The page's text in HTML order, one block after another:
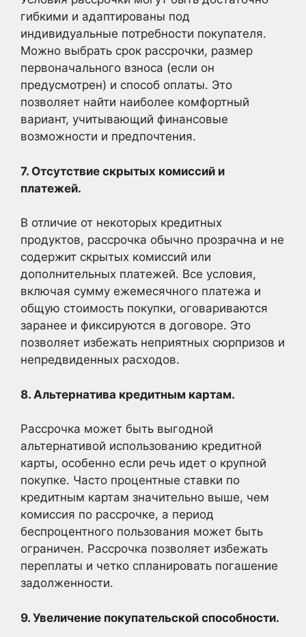
гибкими и адаптированы под
индивидуальные потребности покупателя.
Можно выбрать срок рассрочки, размер
первоначального взноса (если он
предусмотрен) и способ оплаты. Это
позволяет найти наиболее комфортный
вариант, учитывающий финансовые
возможности и предпочтения.
7. Отсутствие скрытых комиссий и
платежей.
В отличие от некоторых кредитных
продуктов, рассрочка обычно прозрачна и не
содержит скрытых комиссий или
дополнительных платежей. Все условия,
включая сумму ежемесячного платежа и
общую стоимость покупки, оговариваются
заранее и фиксируются в договоре. Это
позволяет избежать неприятных сюрпризов и
непредвиденных расходов.
8. Альтернатива кредитным картам.
Рассрочка может быть выгодной
альтернативой использованию кредитной
карты, особенно если речь идет о крупной
покупке. Часто процентные ставки по
кредитным картам значительно выше, чем
комиссия по рассрочке, а период
беспроцентного пользования может быть
ограничен. Рассрочка позволяет избежать
переплаты и четко спланировать погашение
задолженности.
9. Увеличение покупательской способности.